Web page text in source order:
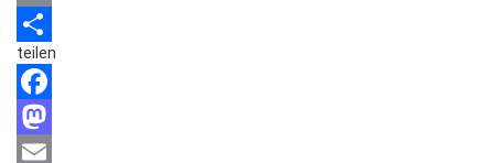
Email
Teilen
teilen
Facebook
Mastodon